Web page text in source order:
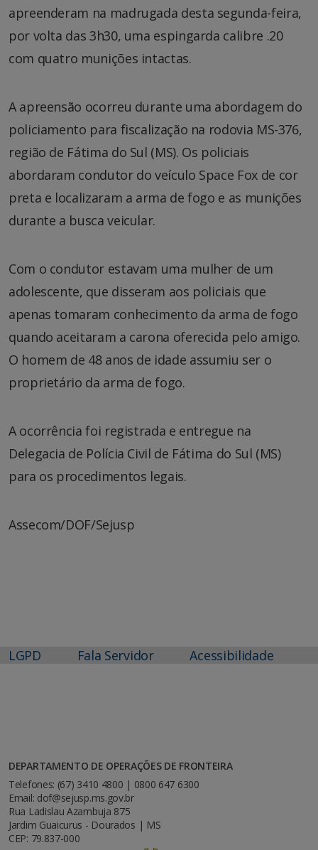
apreenderam na madrugada desta segunda-feira,
por volta das 3h30, uma espingarda calibre .20
com quatro munições intactas.
A apreensão ocorreu durante uma abordagem do
policiamento para fiscalização na rodovia MS-376,
região de Fátima do Sul (MS). Os policiais
abordaram condutor do veículo Space Fox de cor
preta e localizaram a arma de fogo e as munições
durante a busca veicular.
Com o condutor estavam uma mulher de um
adolescente, que disseram aos policiais que
apenas tomaram conhecimento da arma de fogo
quando aceitaram a carona oferecida pelo amigo.
O homem de 48 anos de idade assumiu ser o
proprietário da arma de fogo.
A ocorrência foi registrada e entregue na
Delegacia de Polícia Civil de Fátima do Sul (MS)
para os procedimentos legais.
Assecom/DOF/Sejusp
LGPD Fala Servidor Acessibilidade
DEPARTAMENTO DE OPERAÇÕES DE FRONTEIRA
Telefones: (67) 3410 4800 | 0800 647 6300
Email: dof@sejusp.ms.gov.br
Rua Ladislau Azambuja 875
Jardim Guaicurus - Dourados | MS
CEP: 79.837-000